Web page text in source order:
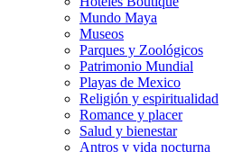
Mundo Maya
Museos
Parques y Zoológicos
Patrimonio Mundial
Playas de Mexico
Religión y espiritualidad
Romance y placer
Salud y bienestar
Antros y vida nocturna